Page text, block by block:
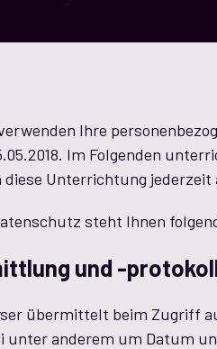
Ihre
Im Folgenden
diese Unterrichtung
steht Ihnen
und -
übermittelt beim Zugriff
unter anderem um Datum